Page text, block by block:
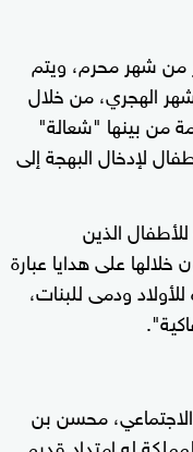
من شهر محرم، ويتم
الهجري، من خلال
من بينها "شعالة"
لإدخال البهجة إلى
الذين
خلالها على هدايا عبارة
ودمى للبنات،
محسن بن
له امتداد قديم